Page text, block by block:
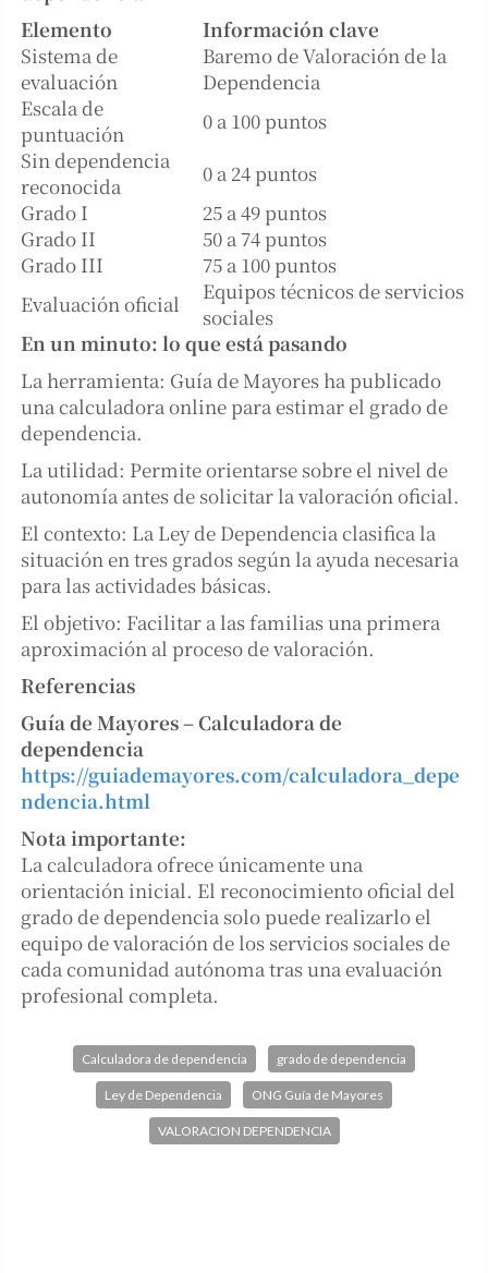
Elemento
Información clave
Sistema de
evaluación
Baremo de Valoración de la
Dependencia
Escala de
puntuación
0 a 100 puntos
Sin dependencia
reconocida
0 a 24 puntos
Grado I
25 a 49 puntos
Grado II
50 a 74 puntos
Grado III
75 a 100 puntos
Evaluación oficial
Equipos técnicos de servicios
sociales
En un minuto: lo que está pasando
La herramienta: Guía de Mayores ha publicado
una calculadora online para estimar el grado de
dependencia.
La utilidad: Permite orientarse sobre el nivel de
autonomía antes de solicitar la valoración oficial.
El contexto: La Ley de Dependencia clasifica la
situación en tres grados según la ayuda necesaria
para las actividades básicas.
El objetivo: Facilitar a las familias una primera
aproximación al proceso de valoración.
Referencias
Guía de Mayores – Calculadora de
dependencia
https://guiademayores.com/calculadora_depe
ndencia.html
Nota importante:
La calculadora ofrece únicamente una
orientación inicial. El reconocimiento oficial del
grado de dependencia solo puede realizarlo el
equipo de valoración de los servicios sociales de
cada comunidad autónoma tras una evaluación
profesional completa.
Calculadora de dependencia grado de dependencia
Ley de Dependencia ONG Guía de Mayores
VALORACION DEPENDENCIA